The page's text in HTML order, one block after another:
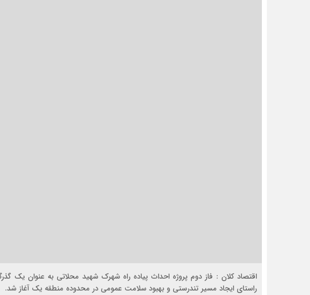
اقتصاد کلان : فاز دوم پروژه احداث پیاده راه شهرک شهید محلاتی به عنوان یک
راستای ایجاد مسیر تندرستی و بهبود سلامت عمومی در محدوده منطقه یک آغاز شد.